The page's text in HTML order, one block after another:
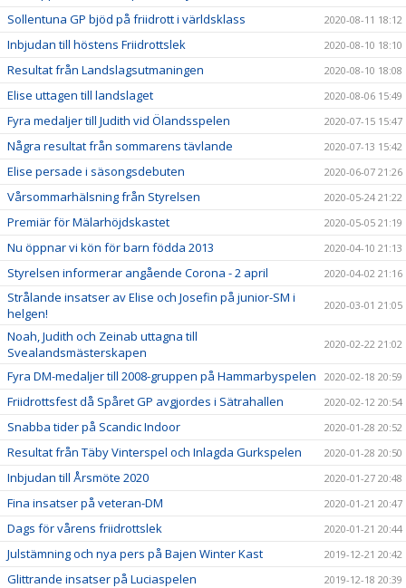
Sollentuna GP bjöd på friidrott i världsklass 2020-08-11 18:12
Inbjudan till höstens Friidrottslek 2020-08-10 18:10
Resultat från Landslagsutmaningen 2020-08-10 18:08
Elise uttagen till landslaget 2020-08-06 15:49
Fyra medaljer till Judith vid Ölandsspelen 2020-07-15 15:47
Några resultat från sommarens tävlande 2020-07-13 15:42
Elise persade i säsongsdebuten 2020-06-07 21:26
Vårsommarhälsning från Styrelsen 2020-05-24 21:22
Premiär för Mälarhöjdskastet 2020-05-05 21:19
Nu öppnar vi kön för barn födda 2013 2020-04-10 21:13
Styrelsen informerar angående Corona - 2 april 2020-04-02 21:16
Strålande insatser av Elise och Josefin på junior-SM i
helgen!
2020-03-01 21:05
Noah, Judith och Zeinab uttagna till
Svealandsmästerskapen
2020-02-22 21:02
Fyra DM-medaljer till 2008-gruppen på Hammarbyspelen 2020-02-18 20:59
Friidrottsfest då Spåret GP avgjordes i Sätrahallen 2020-02-12 20:54
Snabba tider på Scandic Indoor 2020-01-28 20:52
Resultat från Täby Vinterspel och Inlagda Gurkspelen 2020-01-28 20:50
Inbjudan till Årsmöte 2020 2020-01-27 20:48
Fina insatser på veteran-DM 2020-01-21 20:47
Dags för vårens friidrottslek 2020-01-21 20:44
Julstämning och nya pers på Bajen Winter Kast 2019-12-21 20:42
Glittrande insatser på Luciaspelen 2019-12-18 20:39